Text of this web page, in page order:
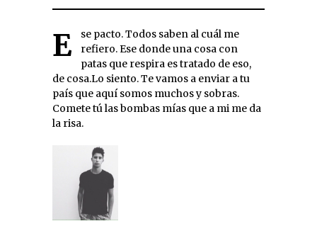
Ese pacto. Todos saben al cuál me
refiero. Ese donde una cosa con
patas que respira es tratado de eso,
de cosa.Lo siento. Te vamos a enviar a tu
país que aquí somos muchos y sobras.
Comete tú las bombas mías que a mi me da
la risa.